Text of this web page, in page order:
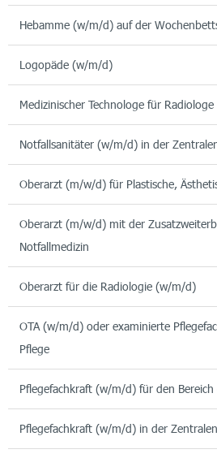
Hebamme (w/m/d) auf der
Logopäde (w/m/d)
Medizinischer Technologe für
Notfallsanitäter (w/m/d) in der
Oberarzt (m/w/d) für Plastische,
Oberarzt (m/w/d) mit der
Notfallmedizin
Oberarzt für die Radiologie (w/m/d)
OTA (w/m/d) oder examinierte
Pflege
Pflegefachkraft (w/m/d) für den
Pflegefachkraft (w/m/d) in der